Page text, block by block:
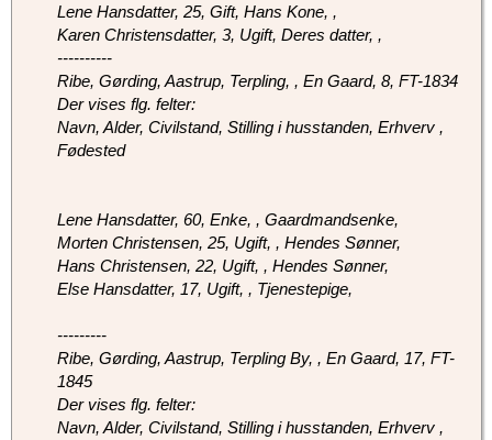
Lene Hansdatter, 25, Gift, Hans Kone, ,
Karen Christensdatter, 3, Ugift, Deres datter, ,
----------
Ribe, Gørding, Aastrup, Terpling, , En Gaard, 8, FT-1834
Der vises flg. felter:
Navn, Alder, Civilstand, Stilling i husstanden, Erhverv ,
Fødested
Lene Hansdatter, 60, Enke, , Gaardmandsenke,
Morten Christensen, 25, Ugift, , Hendes Sønner,
Hans Christensen, 22, Ugift, , Hendes Sønner,
Else Hansdatter, 17, Ugift, , Tjenestepige,
---------
Ribe, Gørding, Aastrup, Terpling By, , En Gaard, 17, FT-
1845
Der vises flg. felter:
Navn, Alder, Civilstand, Stilling i husstanden, Erhverv ,